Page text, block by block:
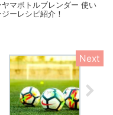
マボトルブレンダー 使い
ーレシピ紹介！